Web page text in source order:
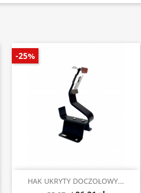
HAK UKRYTY DOCZOŁOWY...
-25%
Szybki podgląd